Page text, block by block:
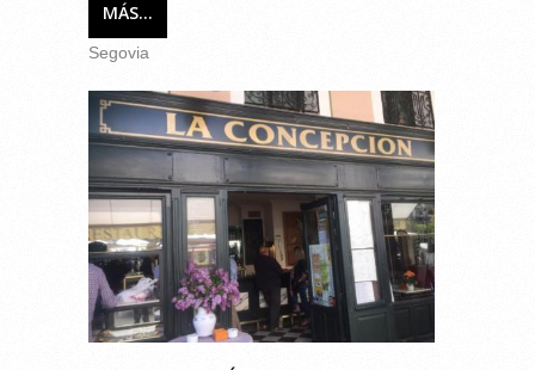
MÁS...
Segovia